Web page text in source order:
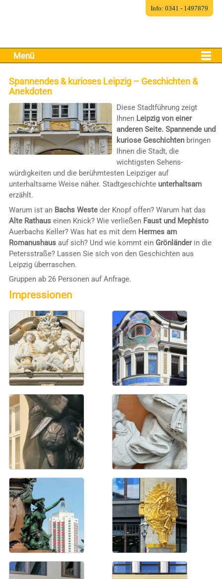
Menü
Spannendes & kurioses Leipzig – Geschichten &
Anekdoten
Diese Stadtführung zeigt
Ihnen Leipzig von einer
anderen Seite. Spannende und
kuriose Geschichtenbringen
Ihnen die Stadt, die
wichtigsten Sehens-
würdigkeiten und die berühmtesten Leipziger auf
unterhaltsame Weise näher. Stadtgeschichte unterhaltsam
erzählt.
Warum ist an Bachs Westeder Knopf offen? Warum hat das
Alte Rathauseinen Knick? Wie verließen Faust und Mephisto
Auerbachs Keller? Was hat es mit dem Hermes am
Romanushausauf sich? Und wie kommt ein Grönländerin die
Petersstraße? Lassen Sie sich von den Geschichten aus
Leipzig überraschen.
Gruppen ab 26 Personen auf Anfrage.
Impressionen
Info: 0341 - 1497879